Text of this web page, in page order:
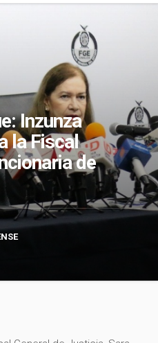
Inzunza
la Fiscal
de